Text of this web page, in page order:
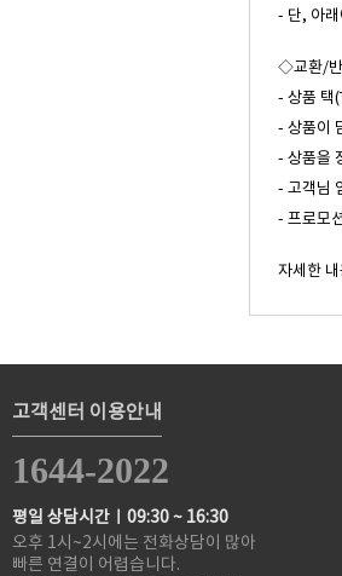
- 단, 아
◇교환/반
- 상품 택
- 상품이
- 상품을
- 고객님
- 프로모
자세한
고객센터 이용안내
1644-2022
평일 상담시간ㅣ09:30 ~ 16:30
오후 1시~2시에는 전화상담이 많아
빠른 연결이 어렵습니다.